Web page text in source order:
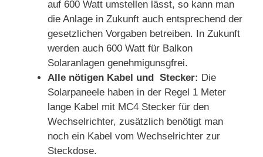
auf 600 Watt umstellen lässt, so kann man
die Anlage in Zukunft auch entsprechend der
gesetzlichen Vorgaben betreiben. In Zukunft
werden auch 600 Watt für Balkon
Solaranlagen genehmigunsgfrei.
Alle nötigen Kabel und Stecker: Die
Solarpaneele haben in der Regel 1 Meter
lange Kabel mit MC4 Stecker für den
Wechselrichter, zusätzlich benötigt man
noch ein Kabel vom Wechselrichter zur
Steckdose.